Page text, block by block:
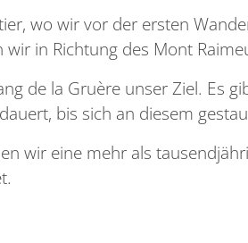
wo wir vor der ersten
wir in Richtung des Mont
de la Gruère unser Ziel. Es
bis sich an diesem
wir eine mehr als